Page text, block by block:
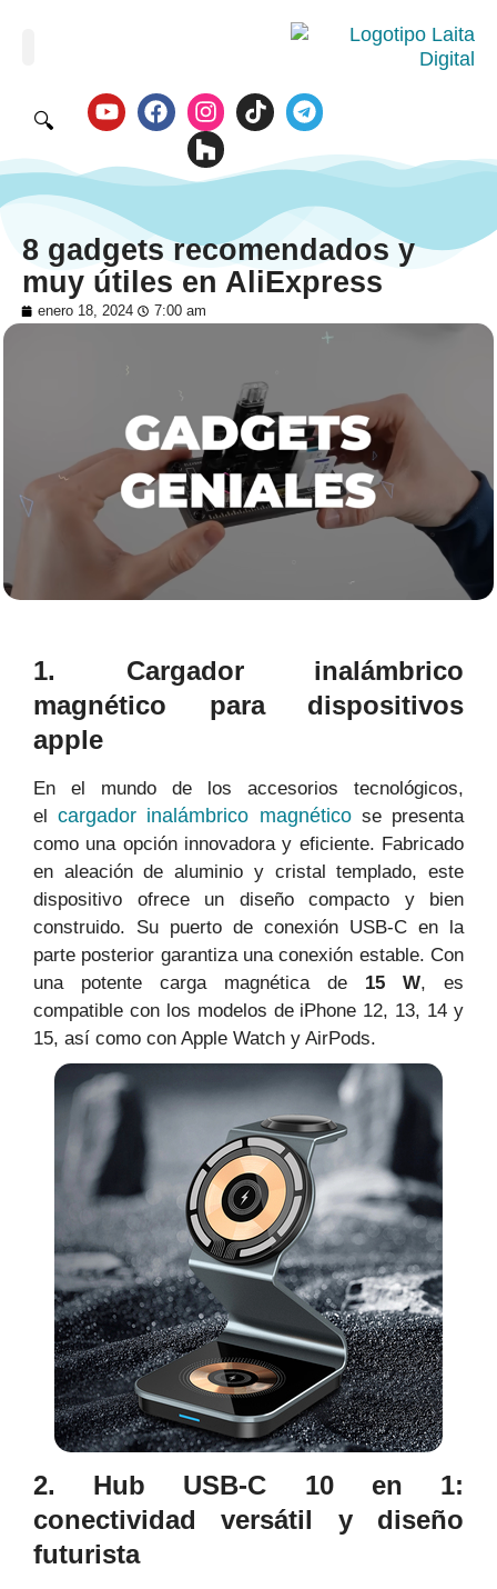
🔍
8 gadgets recomendados y
muy útiles en AliExpress
enero 18, 2024 7:00 am
1. Cargador inalámbrico
magnético para dispositivos
apple
En el mundo de los accesorios tecnológicos,
elcargador inalámbrico magnéticose presenta
como una opción innovadora y eficiente. Fabricado
en aleación de aluminio y cristal templado, este
dispositivo ofrece un diseño compacto y bien
construido. Su puerto de conexión USB-C en la
parte posterior garantiza una conexión estable. Con
una potente carga magnética de 15 W, es
compatible con los modelos de iPhone 12, 13, 14 y
15, así como con Apple Watch y AirPods.
2. Hub USB-C 10 en 1:
conectividad versátil y diseño
futurista